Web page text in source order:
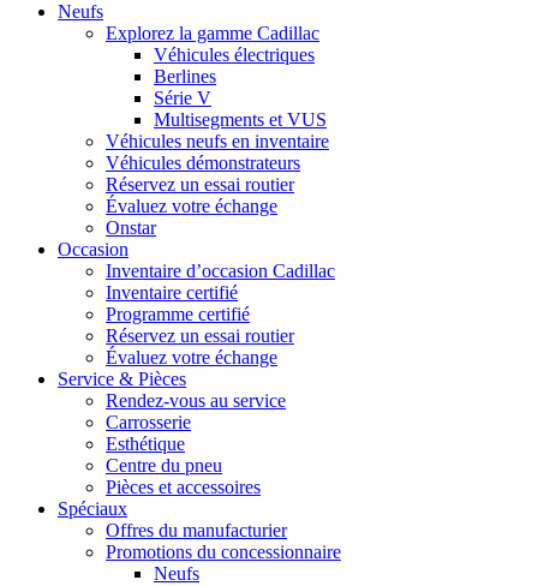
Neufs
Explorez la gamme Cadillac
Véhicules électriques
Berlines
Série V
Multisegments et VUS
Véhicules neufs en inventaire
Véhicules démonstrateurs
Réservez un essai routier
Évaluez votre échange
Onstar
Occasion
Inventaire d’occasion Cadillac
Inventaire certifié
Programme certifié
Réservez un essai routier
Évaluez votre échange
Service & Pièces
Rendez-vous au service
Carrosserie
Esthétique
Centre du pneu
Pièces et accessoires
Spéciaux
Offres du manufacturier
Promotions du concessionnaire
Neufs